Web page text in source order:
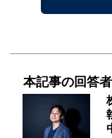
本記事の回答者